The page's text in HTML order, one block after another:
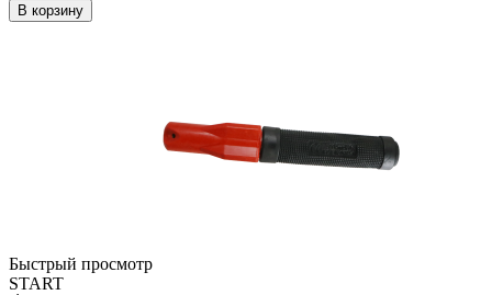
В корзину
Быстрый просмотр
START